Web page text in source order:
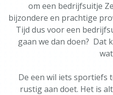
om een bedrijfsuitje
bijzondere en prachtige
Tijd dus voor een
gaan we dan doen? Dat
De een wil iets sportiefs
rustig aan doet. Het is